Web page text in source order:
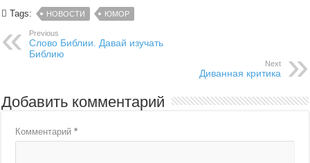
Tags:
НОВОСТИ ЮМОР
Previous
Слово Библии. Давай изучать
Библию
Next
Диванная критика
Добавить комментарий
Комментарий*